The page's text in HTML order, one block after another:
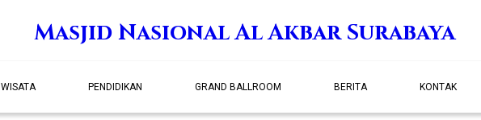
Masjid Nasional Al Akbar Surabaya
WISATA PENDIDIKAN GRAND BALLROOM BERITA KONTAK